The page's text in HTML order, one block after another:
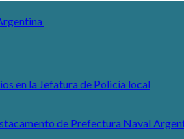
en la Jefatura de Policía local
de Prefectura Naval